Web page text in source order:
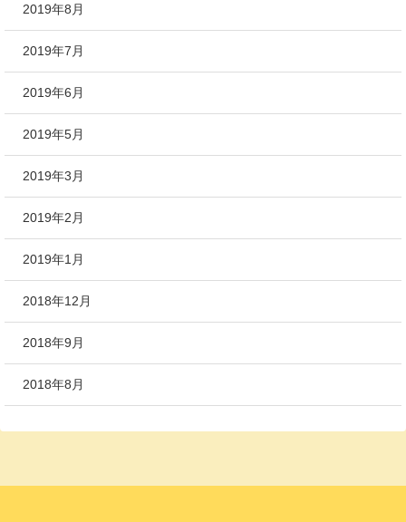
2019年8月
2019年7月
2019年6月
2019年5月
2019年3月
2019年2月
2019年1月
2018年12月
2018年9月
2018年8月